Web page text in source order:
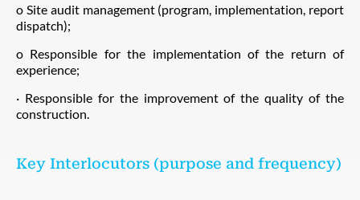
o Site audit management (program, implementation, report
dispatch);
o Responsible for the implementation of the return of
experience;
· Responsible for the improvement of the quality of the
construction.
Key Interlocutors (purpose and frequency)